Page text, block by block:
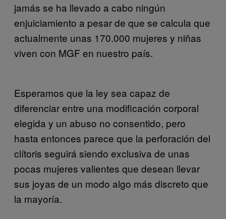
jamás se ha llevado a cabo ningún
enjuiciamiento a pesar de que se calcula que
actualmente unas 170.000 mujeres y niñas
viven con MGF en nuestro país.
Esperamos que la ley sea capaz de
diferenciar entre una modificación corporal
elegida y un abuso no consentido, pero
hasta entonces parece que la perforación del
clítoris seguirá siendo exclusiva de unas
pocas mujeres valientes que desean llevar
sus joyas de un modo algo más discreto que
la mayoría.